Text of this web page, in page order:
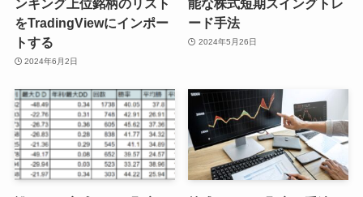
ンキング上位銘柄のリスト
をTradingViewにインポー
トする
2024年6月2日
能な株式短期スイングトレ
ード手法
2024年5月26日